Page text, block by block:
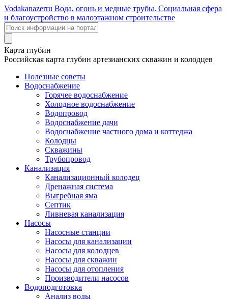
Vodakanazerru Вода, огонь и медные трубы. Социальная сфера
и благоустройство в малоэтажном строительстве
Карта глубин
Российская карта глубин артезианских скважин и колодцев
Полезные советы
Водоснабжение
Горячее водоснабжение
Холодное водоснабжение
Водопровод
Водоснабжение дачи
Водоснабжение частного дома и коттеджа
Колодцы
Скважины
Трубопровод
Канализация
Канализационный колодец
Дренажная система
Выгребная яма
Септик
Ливневая канализация
Насосы
Насосные станции
Насосы для канализации
Насосы для колодцев
Насосы для скважин
Насосы для отопления
Производители насосов
Водоподготовка
Анализ воды